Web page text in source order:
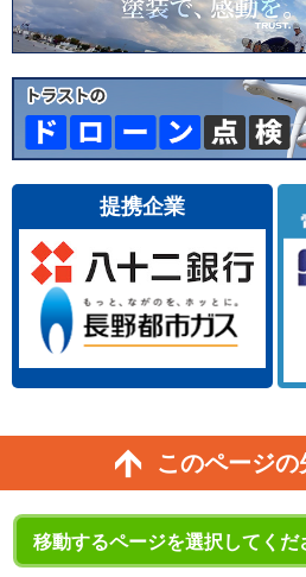
提携企業
このページの